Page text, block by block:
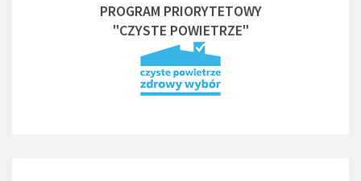
PROGRAM PRIORYTETOWY
"CZYSTE POWIETRZE"